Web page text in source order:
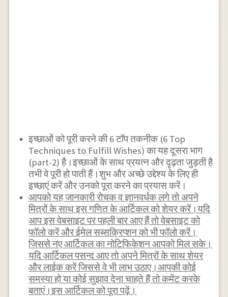
इच्छाओं को पूरी करने की 6 टॉप तकनीक (6 Top
Techniques to Fulfill Wishes) का यह दूसरा भाग
(part-2) है।इच्छाओं के साथ प्रयत्न और दृढ़ता जुड़ती है
तभी वे पूरी हो पाती हैं।शुभ और अच्छे उद्देश्य के लिए ही
इच्छाएं करें और उनको पूरा करने का प्रयास करें।
आपको यह जानकारी रोचक व ज्ञानवर्धक लगे तो अपने
मित्रों के साथ इस गणित के आर्टिकल को शेयर करें।यदि
आप इस वेबसाइट पर पहली बार आए हैं तो वेबसाइट को
फॉलो करें और ईमेल सब्सक्रिप्शन को भी फॉलो करें।
जिससे नए आर्टिकल का नोटिफिकेशन आपको मिल सके।
यदि आर्टिकल पसन्द आए तो अपने मित्रों के साथ शेयर
और लाईक करें जिससे वे भी लाभ उठाए।आपकी कोई
समस्या हो या कोई सुझाव देना चाहते हैं तो कमेंट करके
बताएं।इस आर्टिकल को पूरा पढ़ें।